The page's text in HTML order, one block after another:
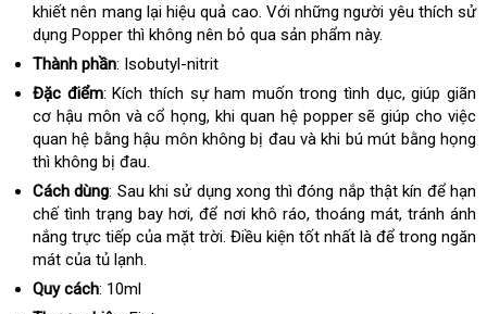
khiết nên mang lại hiệu quả cao. Với những người yêu thích sử
dụng Popper thì không nên bỏ qua sản phẩm này.
Thành phần: Isobutyl-nitrit
Đặc điểm: Kích thích sự ham muốn trong tình dục, giúp giãn
cơ hậu môn và cổ họng, khi quan hệ popper sẽ giúp cho việc
quan hệ bằng hậu môn không bị đau và khi bú mút bằng họng
thì không bị đau.
Cách dùng: Sau khi sử dụng xong thì đóng nắp thật kín để hạn
chế tình trạng bay hơi, để nơi khô ráo, thoáng mát, tránh ánh
nắng trực tiếp của mặt trời. Điều kiện tốt nhất là để trong ngăn
mát của tủ lạnh.
Quy cách: 10ml